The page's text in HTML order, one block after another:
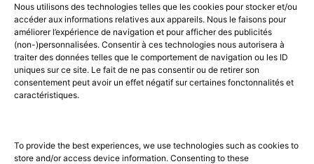
Nous utilisons des technologies telles que les cookies pour stocker et/ou
accéder aux informations relatives aux appareils. Nous le faisons pour
améliorer l’expérience de navigation et pour afficher des publicités
(non-)personnalisées. Consentir à ces technologies nous autorisera à
traiter des données telles que le comportement de navigation ou les ID
uniques sur ce site. Le fait de ne pas consentir ou de retirer son
consentement peut avoir un effet négatif sur certaines fonctonnalités et
caractéristiques.
To provide the best experiences, we use technologies such as cookies to
store and/or access device information. Consenting to these